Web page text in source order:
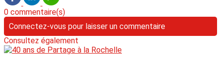
0 commentaire(s)
Connectez-vous pour laisser un commentaire
Consultez également